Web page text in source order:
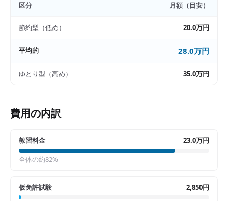
区分 月額（目安）
節約型（低め） 20.0万円
平均的 28.0万円
ゆとり型（高め） 35.0万円
費用の内訳
教習料金 23.0万円
全体の約82%
仮免許試験 2,850円